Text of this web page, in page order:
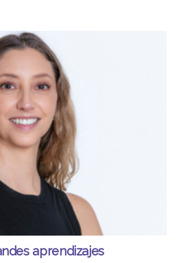
aprendizajes